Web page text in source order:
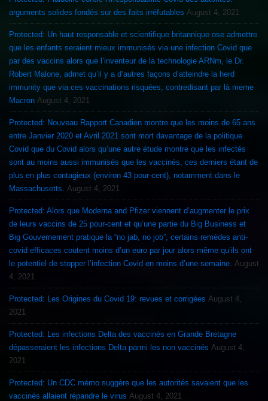
arguments solides fondés sur des faits irréfutables August 4, 2021
Protected: Un haut responsable et scientifique britannique ose admettre
que les enfants seraient mieux immunisés via une infection Covid que
par des vaccins alors que l’inventeur de la technologie ARNm, le Dr.
Robert Malone, admet qu’il y a d’autres façons d’atteindre la herd
immunity que via ces vaccinations risquées, contredisant par là meme
Macron August 4, 2021
Protected: Nouveau Rapport Canadien montre que les moins de 65 ans
entre Janvier 2020 et Avril 2021 sont mort davantage de la politique
Covid que du Covid alors qu’une autre étude montre que les infectés
sont au moins aussi immunisés que les vaccinés, ces derniers étant de
plus en plus contagieux (environ 43 pour-cent), notamment dans le
Massachusetts.
August 4, 2021
Protected: Alors que Moderna and Pfizer viennent d’augmenter le prix
de leurs vaccins de 25 pour-cent et qu’une partie du Big Business et
Big Gouvernement pratique la “no jab, no job”, certains remèdes anti-
covid efficaces coutent moins d’un euro par jour alors même qu’ils ont
le potentiel de stopper l’infection Covid en moins d’une semaine. August
4, 2021
Protected: Les Origines du Covid 19: revues et corrigées August 4,
2021
Protected: Les infections Delta des vaccinés en Grande Bretagne
dépasseraient les infections Delta parmi les non vaccinés August 4,
2021
Protected: Un CDC mémo suggère que les autorités savaient que les
vaccinés allaient répandre le virus August 4, 2021